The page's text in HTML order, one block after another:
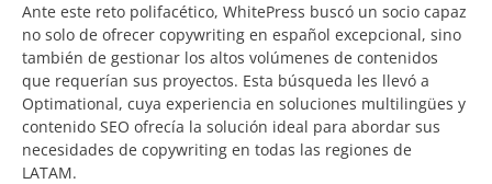
Ante este reto polifacético, WhitePress buscó un socio capaz
no solo de ofrecer copywriting en español excepcional, sino
también de gestionar los altos volúmenes de contenidos
que requerían sus proyectos. Esta búsqueda les llevó a
Optimational, cuya experiencia en soluciones multilingües y
contenido SEO ofrecía la solución ideal para abordar sus
necesidades de copywriting en todas las regiones de
LATAM.